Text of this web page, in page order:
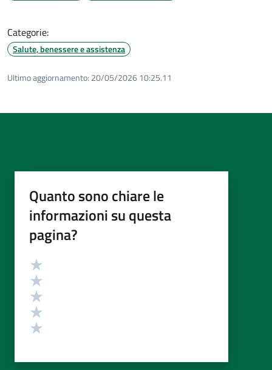
Categorie:
Salute, benessere e assistenza
Ultimo aggiornamento: 20/05/2026 10:25.11
Quanto sono chiare le
informazioni su questa
pagina?
Valutazione